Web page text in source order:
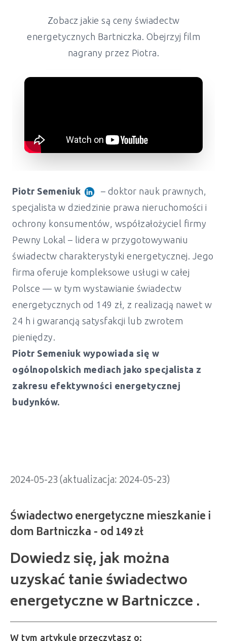
Zobacz jakie są ceny świadectw
energetycznych Bartniczka . Obejrzyj film
nagrany przez Piotra.
Piotr Semeniuk
– doktor nauk prawnych,
specjalista w dziedzinie prawa nieruchomości i
ochrony konsumentów, współzałożyciel firmy
Pewny Lokal – lidera w przygotowywaniu
świadectw charakterystyki energetycznej. Jego
firma oferuje kompleksowe usługi w całej
Polsce — w tym wystawianie świadectw
energetycznych od 149 zł, z realizacją nawet w
24 h i gwarancją satysfakcji lub zwrotem
pieniędzy.
Piotr Semeniuk wypowiada się w
ogólnopolskich mediach jako specjalista z
zakresu efektywności energetycznej
budynków.
2024-05-23 (aktualizacja: 2024-05-23)
Świadectwo energetyczne mieszkanie i
Dowiedz się, jak można
uzyskać tanie świadectwo
energetyczne w Bartniczce .
W tym artykule przeczytasz o: